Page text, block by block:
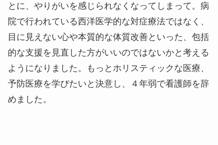
とに、やりがいを感じられなくなってしまって。病
院で行われている西洋医学的な対症療法ではなく、
目に見えない心や本質的な体質改善といった、包括
的な支援を見直した方がいいのではないかと考える
ようになりました。もっとホリスティックな医療、
予防医療を学びたいと決意し、４年弱で看護師を辞
めました。